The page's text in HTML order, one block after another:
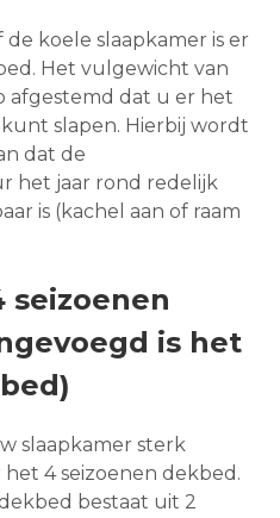
koele slaapkamer is er
Het vulgewicht van
afgestemd dat u er het
slapen. Hierbij wordt
dat de
het jaar rond redelijk
is (kachel aan of raam
seizoenen
is het
slaapkamer sterk
het 4 seizoenen dekbed.
bestaat uit 2